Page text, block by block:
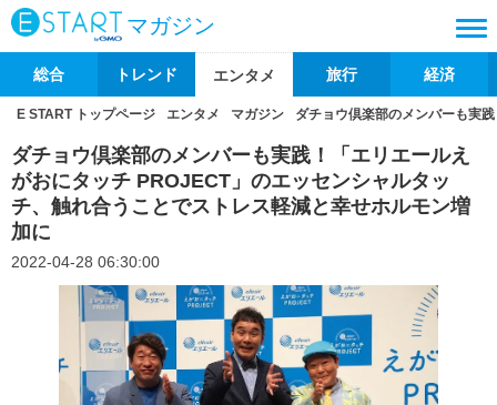
マガジン
総合 トレンド エンタメ 旅行 経済
E START トップページ エンタメ マガジン ダチョウ倶楽部のメンバーも実
ダチョウ倶楽部のメンバーも実践！「エリエールえ
がおにタッチ PROJECT」のエッセンシャルタッ
チ、触れ合うことでストレス軽減と幸せホルモン増
加に
2022-04-28 06:30:00